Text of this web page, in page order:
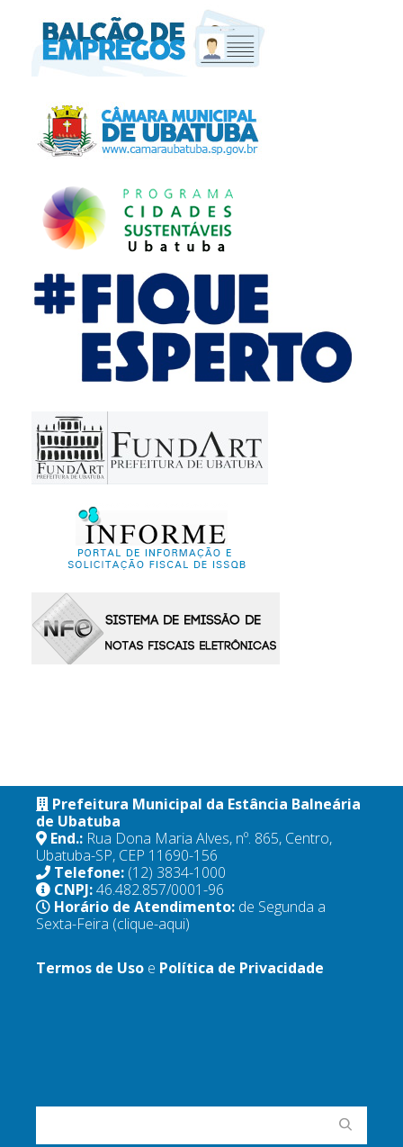
Prefeitura Municipal da Estância Balneária
de Ubatuba
End.: Rua Dona Maria Alves, nº. 865, Centro,
Ubatuba-SP, CEP 11690-156
Telefone: (12) 3834-1000
CNPJ:46.482.857/0001-96
Horário de Atendimento: de Segunda a
Sexta-Feira (clique-aqui)
Termos de Uso e Política de Privacidade